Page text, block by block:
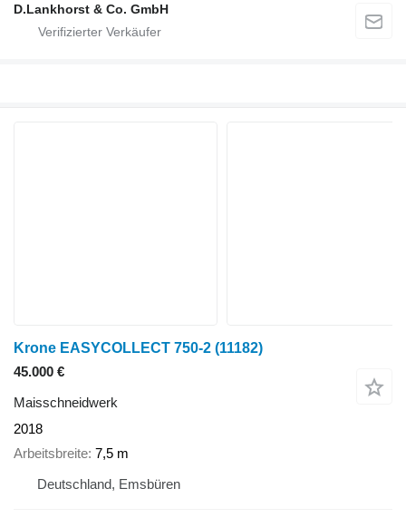
D.Lankhorst & Co. GmbH
Krone EASYCOLLECT 750-2 (11182)
45.000 €
Maisschneidwerk
2018
Arbeitsbreite 7,5 m
Deutschland, Emsbüren